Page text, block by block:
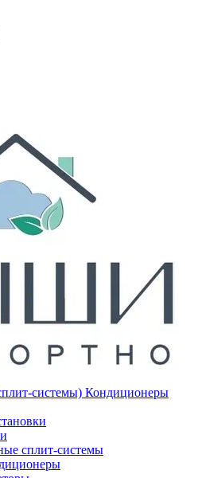
Кондиционеры
сплит-системы